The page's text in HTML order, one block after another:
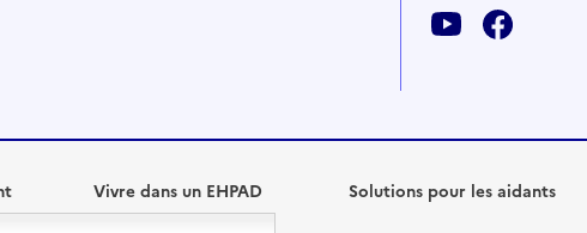
Vivre dans un EHPAD Solutions pour les aidants